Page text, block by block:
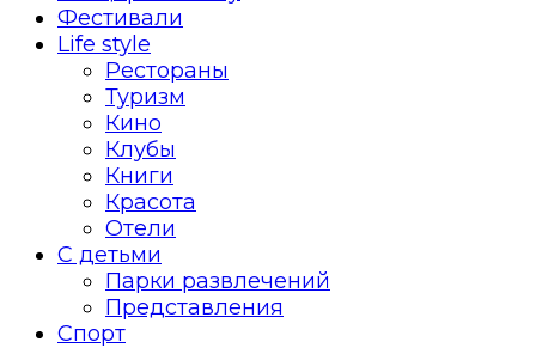
Фестивали
Life style
Рестораны
Туризм
Кино
Клубы
Книги
Красота
Отели
С детьми
Парки развлечений
Представления
Спорт